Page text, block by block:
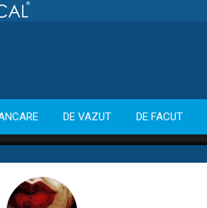
DE VAZUT DE FACUT